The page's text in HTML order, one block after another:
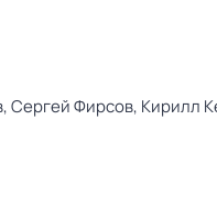
Сергей Фирсов, Кирилл